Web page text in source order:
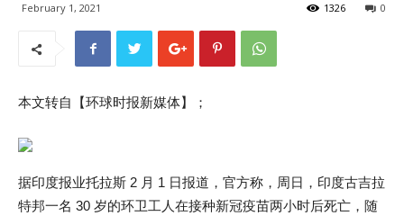
February 1, 2021 0
1326
本文转自【环球时报新媒体】；
据印度报业托拉斯 2 月 1 日报道，官方称，周日，印度古吉拉
特邦一名 30 岁的环卫工人在接种新冠疫苗两小时后死亡，随